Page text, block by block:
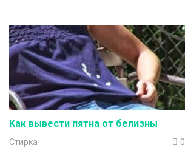
Как вывести пятна от белизны
Стирка 0